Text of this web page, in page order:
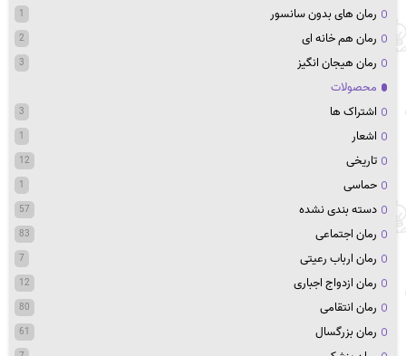
رمان های بدون سانسور 1
رمان هم خانه ای 2
رمان هیجان انگیز 3
محصولات
اشتراک ها
3
اشعار 1
تاریخی 12
حماسی 1
دسته بندی نشده 57
رمان اجتماعی 83
رمان ارباب رعیتی 7
رمان ازدواج اجباری 12
رمان انتقامی 80
رمان بزرگسال 61